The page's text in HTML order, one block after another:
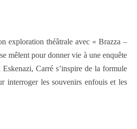
exploration théâtrale avec « Brazza –
mêlent pour donner vie à une enquête
Carré s’inspire de la formule
interroger les souvenirs enfouis et les